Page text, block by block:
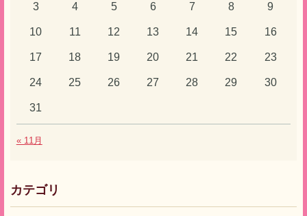
« 11月
3 4 5 6 7 8 9
10 11 12 13 14 15 16
17 18 19 20 21 22 23
24 25 26 27 28 29 30
31
カテゴリ